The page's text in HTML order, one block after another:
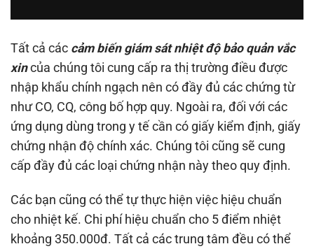
Tất cả các cảm biến giám sát nhiệt độ bảo quản vắc
xincủa chúng tôi cung cấp ra thị trường điều được
nhập khẩu chính ngạch nên có đầy đủ các chứng từ
như CO, CQ, công bố hợp quy. Ngoài ra, đối với các
ứng dụng dùng trong y tế cần có giấy kiểm định, giấy
chứng nhận độ chính xác. Chúng tôi cũng sẽ cung
cấp đầy đủ các loại chứng nhận này theo quy định.
Các bạn cũng có thể tự thực hiện việc hiệu chuẩn
cho nhiệt kế. Chi phí hiệu chuẩn cho 5 điểm nhiệt
khoảng 350.000đ. Tất cả các trung tâm đều có thể